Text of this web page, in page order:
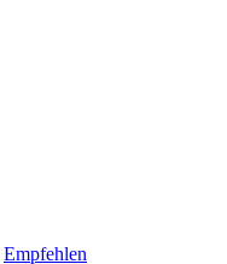
Empfehlen